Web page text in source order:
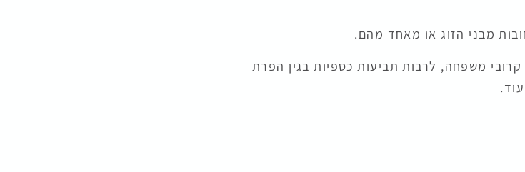
מבני הזוג או מאחד מהם.
קרובי משפחה, לרבות תביעות כספיות בגין הפרת